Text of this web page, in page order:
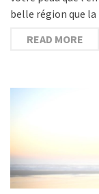
belle région que
READ MORE